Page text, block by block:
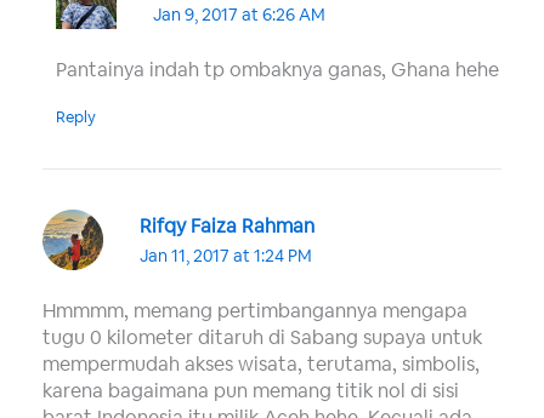
Jan 9, 2017 at 6:26 AM
Pantainya indah tp ombaknya ganas, Ghana hehe
Reply
Rifqy Faiza Rahman
Jan 11, 2017 at 1:24 PM
Hmmmm, memang pertimbangannya mengapa
tugu 0 kilometer ditaruh di Sabang supaya untuk
mempermudah akses wisata, terutama, simbolis,
karena bagaimana pun memang titik nol di sisi